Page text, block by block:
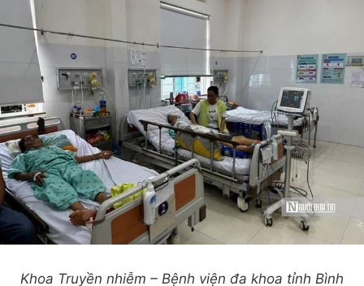
Khoa Truyền nhiễm – Bệnh viện đa khoa tỉnh Bình